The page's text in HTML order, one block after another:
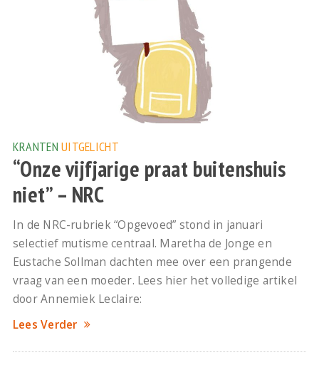
KRANTEN UITGELICHT
“Onze vijfjarige praat buitenshuis
niet” – NRC
In de NRC-rubriek “Opgevoed” stond in januari
selectief mutisme centraal. Maretha de Jonge en
Eustache Sollman dachten mee over een prangende
vraag van een moeder. Lees hier het volledige artikel
door Annemiek Leclaire:
Lees Verder